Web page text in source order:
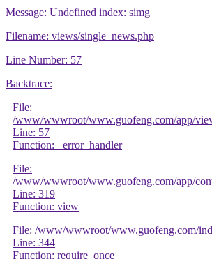
Message: Undefined index: simg
Filename: views/single_news.php
Line Number: 57
Backtrace:
File:
/www/wwwroot/www.guofeng.com/app/
Line: 57
Function: _error_handler
File:
/www/wwwroot/www.guofeng.com/app/
Line: 319
Function: view
File: /www/wwwroot/www.guofeng.com/
Line: 344
Function: require_once